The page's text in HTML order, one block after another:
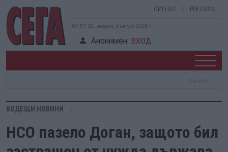
СИГНАЛ РЕКЛАМА
07:57:40, неделя, 9 август 2026 г.
Анонимен ВХОД
ВОДЕЩИ НОВИНИ
НСО пазело Доган, защото бил